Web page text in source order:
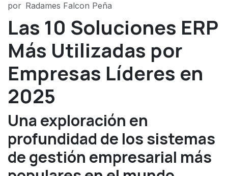
por Radames Falcon Peña
Las 10 Soluciones ERP
Más Utilizadas por
Empresas Líderes en
2025
Una exploración en
profundidad de los sistemas
de gestión empresarial más